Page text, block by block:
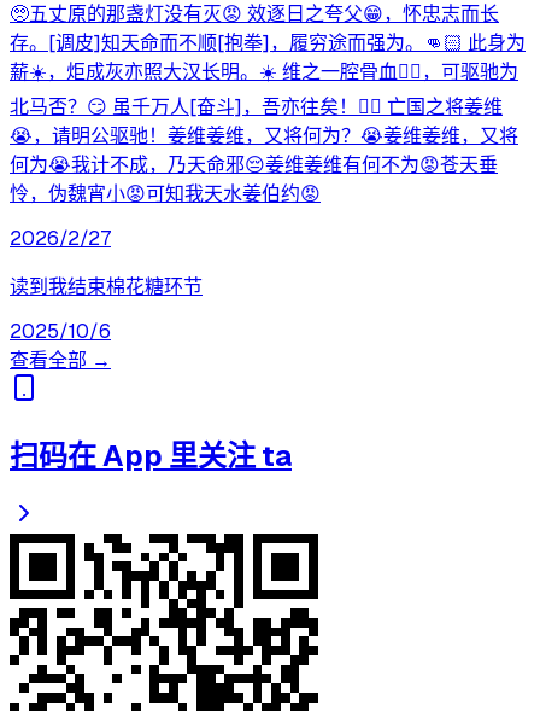
🥺五丈原的那盏灯没有灭😡 效逐日之夸父😁，怀忠志而长
存。[调皮]知天命而不顺[抱拳]，履穷途而强为。👊🏻 此身为
薪☀️，炬成灰亦照大汉长明。☀️ 维之一腔骨血😮‍💨，可驱驰为
北马否？😏 虽千万人[奋斗]，吾亦往矣！👍🏻 亡国之将姜维
😭，请明公驱驰！姜维姜维，又将何为？😭姜维姜维，又将
何为😭我计不成，乃天命邪😔姜维姜维有何不为😡苍天垂
怜，伪魏宵小😡可知我天水姜伯约😡
2026/2/27
读到我结束棉花糖环节
2025/10/6
查看全部 →
扫码在 App 里关注 ta